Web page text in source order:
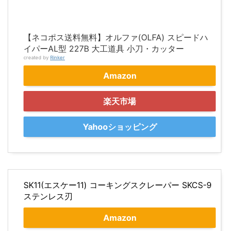
【ネコポス送料無料】オルファ(OLFA) スピードハ
イパーAL型 227B 大工道具 小刀・カッター
created by Rinker
Amazon
楽天市場
Yahooショッピング
SK11(エスケー11) コーキングスクレーパー SKCS-9
ステンレス刃
Amazon